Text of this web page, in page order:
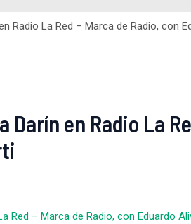
Radio La Red – Marca de Radio, con
en Radio La
Red – Marca de Radio, con Eduardo